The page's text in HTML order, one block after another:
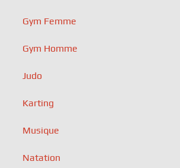
Gym Femme
Gym Homme
Judo
Karting
Musique
Natation